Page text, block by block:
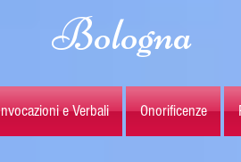
Bologna
e Verbali Onorificenze